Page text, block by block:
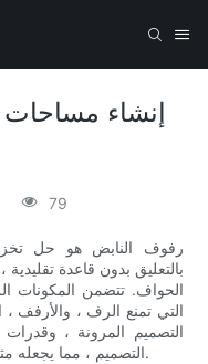
إنشاء
79
رفوف النابض هو حل
بالتعليق بدون قاعدة
الحواف. تتضمن المكونات
التي تمنع الرف ، والأرفف
التصميم المرونة ،
التصميم ، مما يجعله مثاليًا للمساحات الصغيرة والجماليات الحديثة.